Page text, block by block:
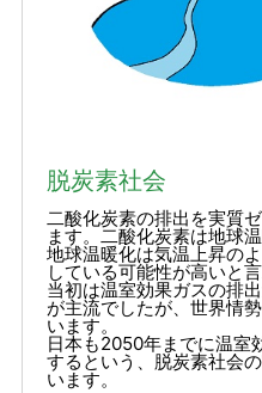
脱炭素社会
二酸化炭素の排出を実質
ます。二酸化炭素は地球
地球温暖化は気温上昇の
している可能性が高いと
当初は温室効果ガスの排
が主流でしたが、世界情
います。
日本も2050年までに温室
するという、脱炭素社会
います。